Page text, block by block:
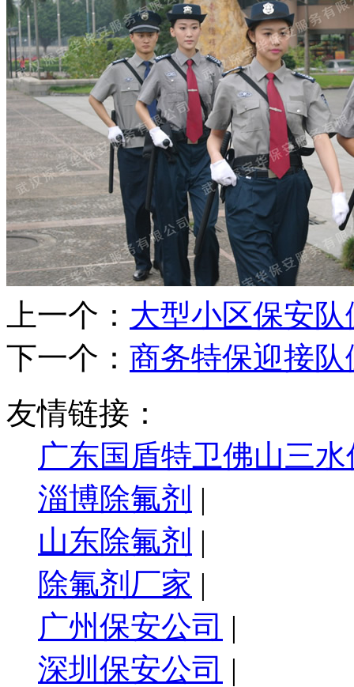
上一个： 大型小区保安队
下一个： 商务特保迎接队
友情链接：
广东国盾特卫佛山三
淄博除氟剂 |
山东除氟剂 |
除氟剂厂家 |
广州保安公司 |
深圳保安公司 |